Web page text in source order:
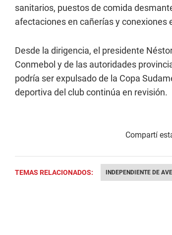
sanitarios, puestos de comida
afectaciones en cañerías y conexiones
Desde la dirigencia, el presidente
Conmebol y de las autoridades
podría ser expulsado de la Copa
deportiva del club continúa en revisión.
TEMAS RELACIONADOS: INDEPENDIENTE DE